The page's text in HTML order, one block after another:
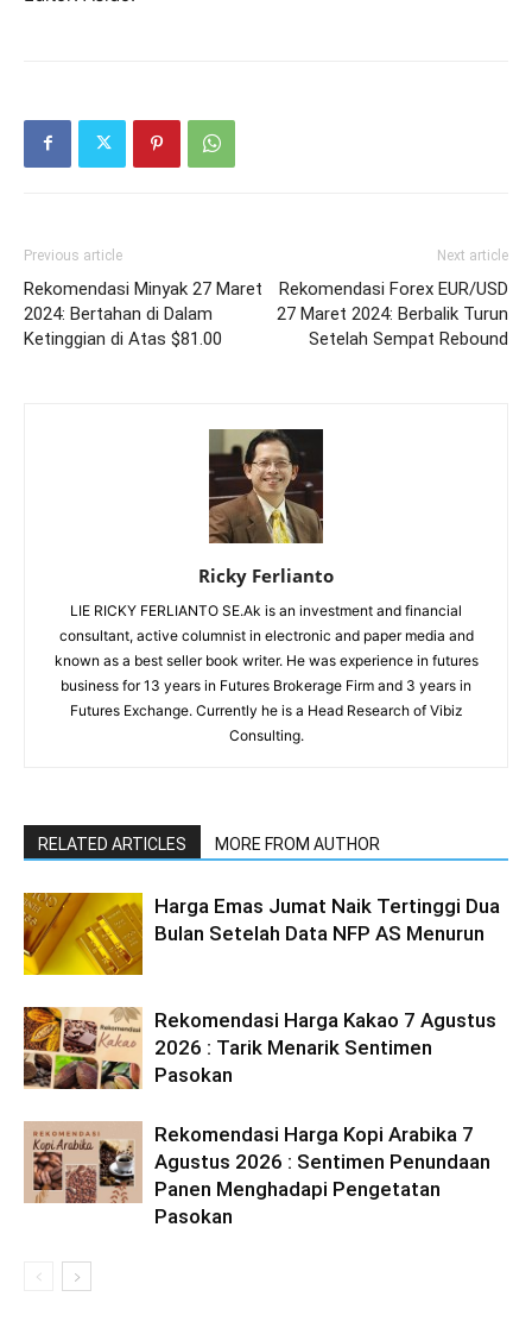
Previous article
Rekomendasi Minyak 27 Maret
2024: Bertahan di Dalam
Ketinggian di Atas $81.00
Next article
Rekomendasi Forex EUR/USD
27 Maret 2024: Berbalik Turun
Setelah Sempat Rebound
Ricky Ferlianto
LIE RICKY FERLIANTO SE.Ak is an investment and financial
consultant, active columnist in electronic and paper media and
known as a best seller book writer. He was experience in futures
business for 13 years in Futures Brokerage Firm and 3 years in
Futures Exchange. Currently he is a Head Research of Vibiz
Consulting.
RELATED ARTICLES MORE FROM AUTHOR
Harga Emas Jumat Naik Tertinggi Dua
Bulan Setelah Data NFP AS Menurun
Rekomendasi Harga Kakao 7 Agustus
2026 : Tarik Menarik Sentimen
Pasokan
Rekomendasi Harga Kopi Arabika 7
Agustus 2026 : Sentimen Penundaan
Panen Menghadapi Pengetatan
Pasokan